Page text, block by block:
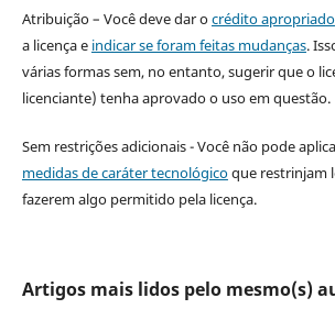
Atribuição – Você deve dar ocrédito apropriado
a licença e indicar se foram feitas mudanças.
várias formas sem, no entanto, sugerir que o
licenciante) tenha aprovado o uso em questão.
Sem restrições adicionais - Você não pode
medidas de caráter tecnológicoque restrinjam
fazerem algo permitido pela licença.
Artigos mais lidos pelo mesmo(s)